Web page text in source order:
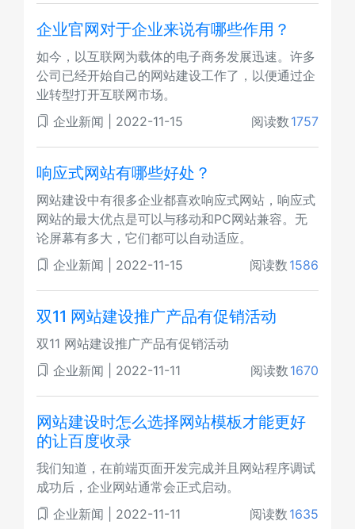
企业官网对于企业来说有哪些作用？
如今，以互联网为载体的电子商务发展迅速。许多
公司已经开始自己的网站建设工作了，以便通过企
业转型打开互联网市场。
企业新闻
2022-11-15 阅读数 1757
响应式网站有哪些好处？
网站建设中有很多企业都喜欢响应式网站，响应式
网站的最大优点是可以与移动和PC网站兼容。无
论屏幕有多大，它们都可以自动适应。
企业新闻
2022-11-15 阅读数 1586
双11 网站建设推广产品有促销活动
双11 网站建设推广产品有促销活动
企业新闻
2022-11-11 阅读数 1670
网站建设时怎么选择网站模板才能更好
的让百度收录
我们知道，在前端页面开发完成并且网站程序调试
成功后，企业网站通常会正式启动。
企业新闻
2022-11-11 阅读数 1635